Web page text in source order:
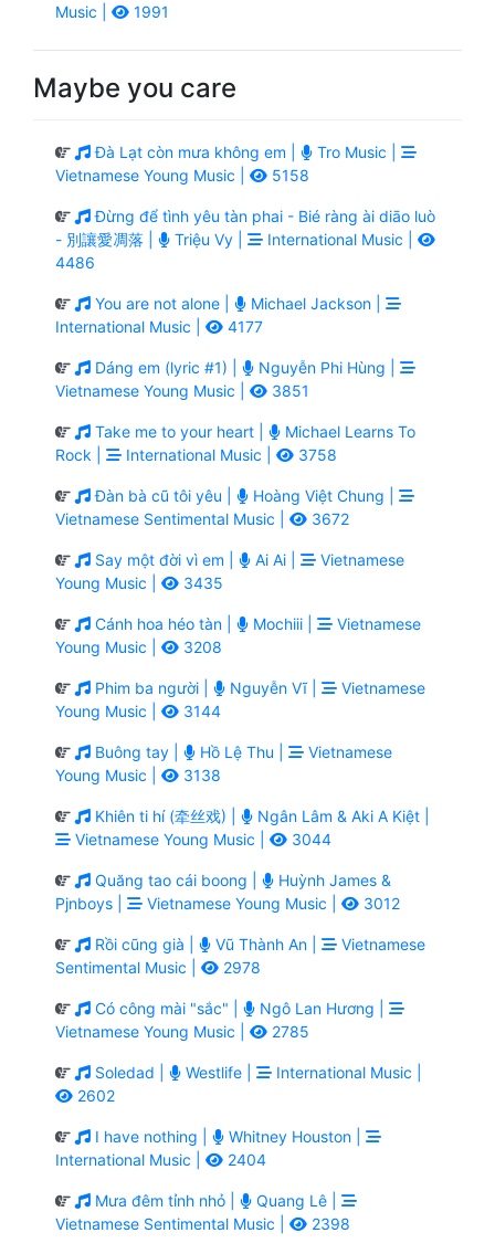
Music |
1991
Maybe you care
Đà Lạt còn mưa không em |
Tro Music |
Vietnamese Young Music |
5158
Đừng để tình yêu tàn phai - Bié ràng ài diāo luò
- 別讓愛凋落 |
Triệu Vy |
International Music |
4486
You are not alone |
Michael Jackson |
International Music |
4177
Dáng em (lyric #1) |
Nguyễn Phi Hùng |
Vietnamese Young Music |
3851
Take me to your heart |
Michael Learns To
Rock |
International Music | 3758
Đàn bà cũ tôi yêu |
Hoàng Việt Chung |
Vietnamese Sentimental Music |
3672
Say một đời vì em | Ai Ai |
Vietnamese
Young Music |
3435
Cánh hoa héo tàn | Mochiii |
Vietnamese
Young Music |
3208
Phim ba người | Nguyễn Vĩ |
Vietnamese
Young Music |
3144
Buông tay | Hồ Lệ Thu |
Vietnamese
Young Music |
3138
Khiên ti hí (牵丝戏) |
Ngân Lâm & Aki A Kiệt |
Vietnamese Young Music |
3044
Quăng tao cái boong |
Huỳnh James &
Pjnboys |
Vietnamese Young Music | 3012
Rồi cũng già | Vũ Thành An |
Vietnamese
Sentimental Music |
2978
Có công mài "sắc" |
Ngô Lan Hương |
Vietnamese Young Music |
2785
Soledad | Westlife |
International Music |
2602
I have nothing |
Whitney Houston |
International Music |
2404
Mưa đêm tỉnh nhỏ |
Quang Lê |
Vietnamese Sentimental Music |
2398